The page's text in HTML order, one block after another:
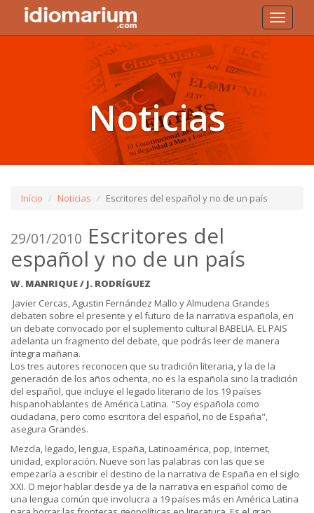
Toggle
Noticias
Início Noticias Escritores del español y no de un país
29/01/2010 Escritores del
español y no de un país
W. MANRIQUE / J. RODRÍGUEZ
Javier Cercas, Agustin Fernández Mallo y Almudena Grandes
debaten sobre el presente y el futuro de la narrativa española, en
un debate convocado por el suplemento cultural BABELIA. EL PAIS
adelanta un fragmento del debate, que podrás leer de manera
íntegra mañana.
Los tres autores reconocen que su tradición literaria, y la de la
generación de los años ochenta, no es la española sino la tradición
del español, que incluye el legado literario de los 19 países
hispanohablantes de América Latina. "Soy española como
ciudadana, pero como escritora del español, no de España",
asegura Grandes.
Mezcla, legado, lengua, España, Latinoamérica, pop, Internet,
unidad, exploración. Nueve son las palabras con las que se
empezaría a escribir el destino de la narrativa de España en el siglo
XXI. O mejor hablar desde ya de la narrativa en español como de
una lengua común que involucra a 19 países más en América Latina